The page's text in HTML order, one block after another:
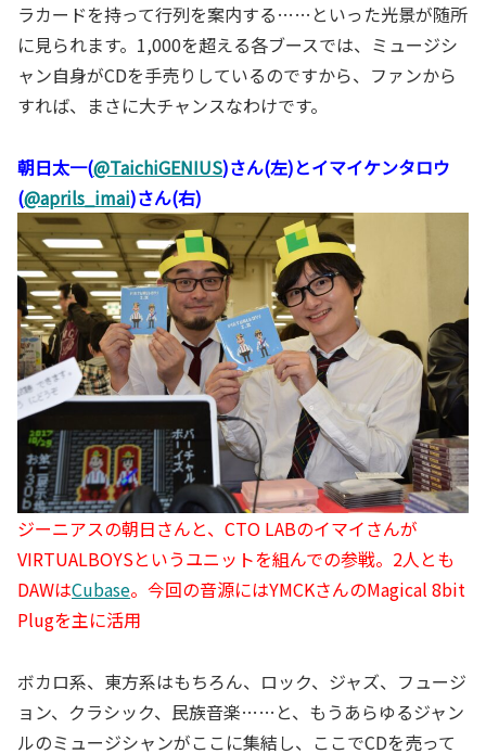
ラカードを持って行列を案内する……といった光景が随所
に見られます。1,000を超える各ブースでは、ミュージシ
ャン自身がCDを手売りしているのですから、ファンから
すれば、まさに大チャンスなわけです。
朝日太一(@TaichiGENIUS)さん(左)とイマイケンタロウ
(@aprils_imai)さん(右)
ジーニアスの朝日さんと、CTO LABのイマイさんが
VIRTUALBOYSというユニットを組んでの参戦。2人とも
DAWはCubase。今回の音源にはYMCKさんのMagical 8bit
Plugを主に活用
ボカロ系、東方系はもちろん、ロック、ジャズ、フュージ
ョン、クラシック、民族音楽……と、もうあらゆるジャン
ルのミュージシャンがここに集結し、ここでCDを売って